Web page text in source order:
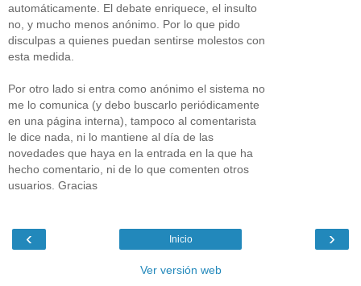
automáticamente. El debate enriquece, el insulto
no, y mucho menos anónimo. Por lo que pido
disculpas a quienes puedan sentirse molestos con
esta medida.
Por otro lado si entra como anónimo el sistema no
me lo comunica (y debo buscarlo periódicamente
en una página interna), tampoco al comentarista
le dice nada, ni lo mantiene al día de las
novedades que haya en la entrada en la que ha
hecho comentario, ni de lo que comenten otros
usuarios. Gracias
‹ ›
Inicio
Ver versión web